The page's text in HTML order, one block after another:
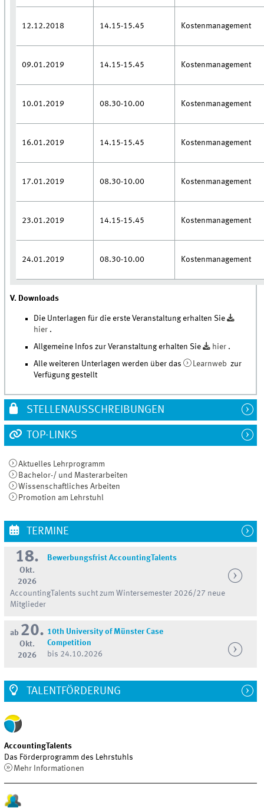
12.12.2018 14.15-15.45 Kostenmanagement
09.01.2019 14.15-15.45 Kostenmanagement
10.01.2019 08.30-10.00 Kostenmanagement
16.01.2019 14.15-15.45 Kostenmanagement
17.01.2019 08.30-10.00 Kostenmanagement
23.01.2019 14.15-15.45 Kostenmanagement
24.01.2019 08.30-10.00 Kostenmanagement
V. Downloads
Die Unterlagen für die erste Veranstaltung erhalten Sie
hier .
Allgemeine Infos zur Veranstaltung erhalten Sie hier.
Alle weiteren Unterlagen werden über das Learnweb zur
Verfügung gestellt
STELLENAUSSCHREIBUNGEN
TOP-LINKS
Aktuelles Lehrprogramm
Bachelor-/ und Masterarbeiten
Wissenschaftliches Arbeiten
Promotion am Lehrstuhl
TERMINE
18.
Okt.
2026
Bewerbungsfrist AccountingTalents
AccountingTalents sucht zum Wintersemester 2026/27 neue
Mitglieder
ab 20.
Okt.
2026
10th University of Münster Case
Competition
bis 24.10.2026
TALENTFÖRDERUNG
AccountingTalents
Das Förderprogramm des Lehrstuhls
Mehr Informationen